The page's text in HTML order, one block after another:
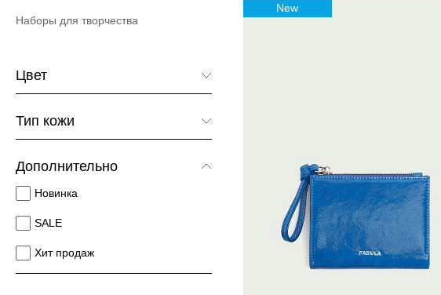
Наборы для творчества
Цвет
Синий
Черный
Тип кожи
Дополнительно
Новинка
SALE
Хит продаж
New